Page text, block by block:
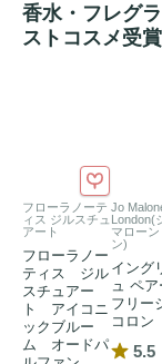
プルでエレガン
ローズの花びらを
香水・フレグ
ストコスメ受
フローラノーテ
ィス ジルスチュ
アート
フローラノー
ティス ジル
スチュアー
ト アイコニ
ックブルー
ム オードパ
Jo
London(
マロー
ン)
イング
ュ ペア
フリー
コロン
5.5